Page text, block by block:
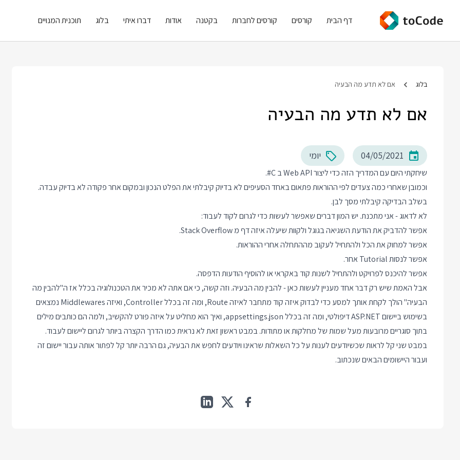
דף הבית קורסים קורסים לחברות בקטנה אודות דברו איתי בלוג תוכנית המנויים
בלוג אם לא תדע מה הבעיה
אם לא תדע מה הבעיה
04/05/2021 יומי
שיחקתי היום עםהמדריך הזהכדי ליצור Web API ב C#.
וכמובן שאחרי כמה צעדים לפי ההוראות פתאום באחד הסעיפים לא בדיוק קיבלתי את הפלט הנכון ובמקום אחר פקודה לא בדיוק עבדה.
בשלב הבדיקה קיבלתי מסך לבן.
לא לדאוג - אני מתכנת. יש המון דברים שאפשר לעשות כדי לגרום לקוד לעבוד:
אפשר להדביק את הודעת השגיאה בגוגל ולקוות שיעלה איזה דף מ Stack Overflow.
אפשר למחוק את הכל ולהתחיל לעקוב מההתחלה אחרי ההוראות.
אפשר לנסות Tutorial אחר.
אפשר להיכנס לפרויקט ולהתחיל לשנות קוד באקראי או להוסיף הודעות הדפסה.
אבל האמת שיש רק דבר אחד מעניין לעשות כאן - להבין מה הבעיה. וזה קשה, כי אם אתה לא מכיר את הטכנולוגיה בכלל אז ה"להבין מה
הבעיה" הולך לקחת אותך למסע כדי לבדוק איזה קוד מתחבר לאיזה Route, ומה זה בכלל Controller, ואיזה Middlewares נמצאים
בשימוש ביישום ASP.NET דיפולטי, ומה זה בכלל appsettings.json, ואיך הוא מחליט על איזה פורט להקשיב, ולמה הם כותבים מילים
בתוך סוגריים מרובעות מעל שמות של מחלקות או מתודות. במבט ראשון זאת לא נראית כמו הדרך הקצרה ביותר לגרום ליישום לעבוד.
במבט שני קל לראות שכשיודעים לענות על כל השאלות שראינו ויודעים לחפש את הבעיה, גם הרבה יותר קל לפתור אותה עבור יישום זה
ועבור היישומים הבאים שנכתוב.